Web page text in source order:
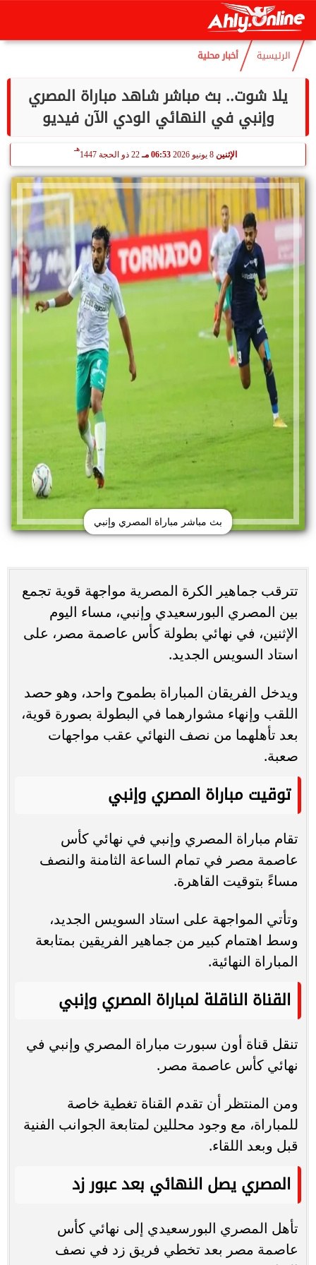
السبت
الرئيسية أخبار محلية
يلا شوت.. بث مباشر شاهد مباراة المصري
وإنبي في النهائي الودي الآن فيديو
الإثنين 8 يونيو 2026 06:53 مـ 22 ذو الحجة 1447
هـ
بث مباشر مباراة المصري وإنبي
تترقب جماهير الكرة المصرية مواجهة قوية تجمع
بين المصري البورسعيدي وإنبي، مساء اليوم
الإثنين، في نهائي بطولة كأس عاصمة مصر، على
استاد السويس الجديد.
ويدخل الفريقان المباراة بطموح واحد، وهو حصد
اللقب وإنهاء مشوارهما في البطولة بصورة قوية،
بعد تأهلهما من نصف النهائي عقب مواجهات
صعبة.
توقيت مباراة المصري وإنبي
تقام مباراة المصري وإنبي في نهائي كأس
عاصمة مصر في تمام الساعة الثامنة والنصف
مساءً بتوقيت القاهرة.
وتأتي المواجهة على استاد السويس الجديد،
وسط اهتمام كبير من جماهير الفريقين بمتابعة
المباراة النهائية.
القناة الناقلة لمباراة المصري وإنبي
تنقل قناة أون سبورت مباراة المصري وإنبي في
نهائي كأس عاصمة مصر.
ومن المنتظر أن تقدم القناة تغطية خاصة
للمباراة، مع وجود محللين لمتابعة الجوانب الفنية
قبل وبعد اللقاء.
المصري يصل النهائي بعد عبور زد
تأهل المصري البورسعيدي إلى نهائي كأس
عاصمة مصر بعد تخطي فريق زد في نصف